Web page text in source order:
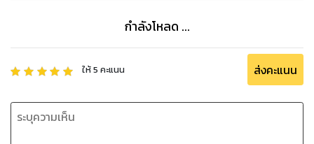
กำลังโหลด ...
ให้5 คะแนน ส่งคะแนน